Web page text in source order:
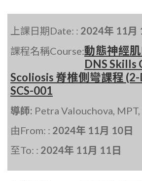
上課日期Date: : 2024年 11月
課程名稱Course:動態神經
DNS Skills
Scoliosis 脊椎側彎課程 (2-
SCS-001
導師: Petra Valouchova, MPT,
由From: : 2024年 11月 10日
至To: : 2024年 11月 11日